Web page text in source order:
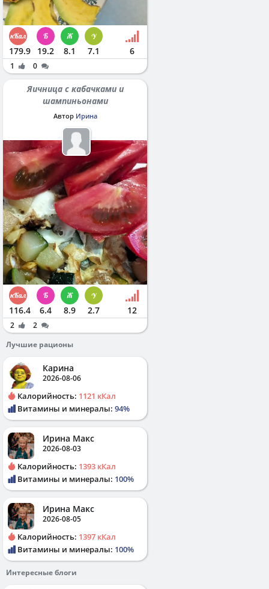
179.9 19.2 8.1 7.1 6
1 0
Яичница с кабачками и
шампиньонами
Автор Ирина
116.4 6.4 8.9 2.7 12
2
2
Лучшие рационы
Карина
2026-08-06
Калорийность: 1121 кКал
Витамины и минералы: 94%
Ирина Макс
2026-08-03
Калорийность: 1393 кКал
Витамины и минералы: 100%
Ирина Макс
2026-08-05
Калорийность: 1397 кКал
Витамины и минералы: 100%
Интересные блоги